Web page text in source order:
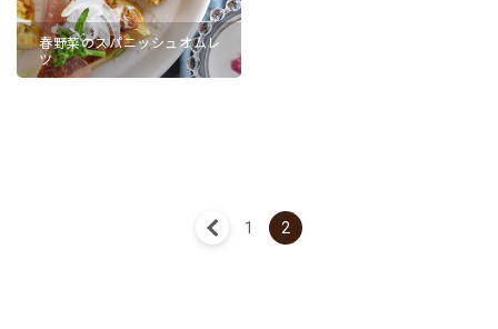
春野菜のスパニッシュオムレ
ツ
« 前へ
1 2